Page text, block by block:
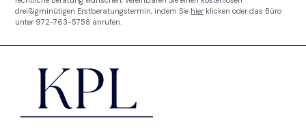
dreißigminütigen Erstberatungstermin, indem Sie hier klicken oder das Büro
unter 972-763-5758 anrufen.